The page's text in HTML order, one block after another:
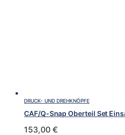
DRUCK- UND DREHKNÖPFE
CAF/Q-Snap Oberteil Set
153,00 €